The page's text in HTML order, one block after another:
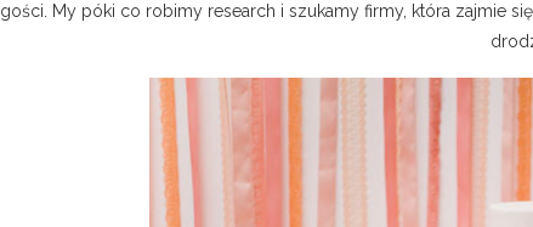
gości. My póki co robimy research i szukamy firmy, która zajmie